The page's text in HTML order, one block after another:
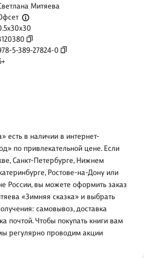
Митяева
5-389-27824-0
есть в наличии в интернет-
по привлекательной цене. Если
Санкт-Петербурге, Нижнем
Ростове-на-Дону или
России, вы можете оформить заказ
«Зимняя сказка» и выбрать
самовывоз, доставка
почтой. Чтобы покупать книги вам
регулярно проводим акции